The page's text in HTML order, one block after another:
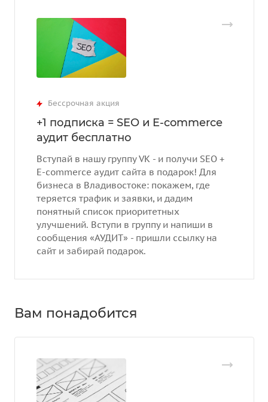
Бессрочная акция
+1 подписка = SEO и E-commerce
аудит бесплатно
Вступай в нашу группу VK - и получи SEO +
E-commerce аудит сайта в подарок! Для
бизнеса в Владивостоке: покажем, где
теряется трафик и заявки, и дадим
понятный список приоритетных
улучшений. Вступи в группу и напиши в
сообщения «АУДИТ» - пришли ссылку на
сайт и забирай подарок.
Вам понадобится